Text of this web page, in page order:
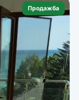
Продажба